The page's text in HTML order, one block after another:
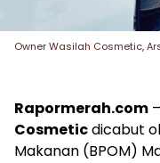
Owner Wasilah Cosmetic,
Rapormerah.com
Cosmeticdicabut
Makanan (BPOM)